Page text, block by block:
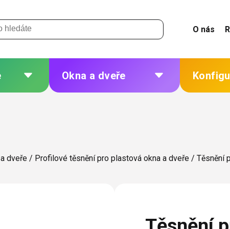
O nás
Okna a dveře
Ocelová okna a dveře Rolety
dveře / Profilové těsnění pro plastová okna a dveře / Těsnění